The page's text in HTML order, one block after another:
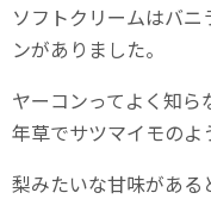
ソフトクリームはバ
ンがありました。
ヤーコンってよく知ら
年草でサツマイモのよ
梨みたいな甘味があ